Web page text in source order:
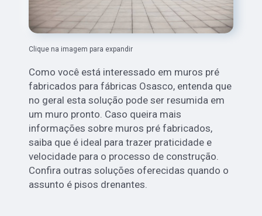
Clique na imagem para expandir
Como você está interessado em muros pré
fabricados para fábricas Osasco, entenda que
no geral esta solução pode ser resumida em
um muro pronto. Caso queira mais
informações sobre muros pré fabricados,
saiba que é ideal para trazer praticidade e
velocidade para o processo de construção.
Confira outras soluções oferecidas quando o
assunto é pisos drenantes.